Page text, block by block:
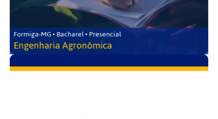
Formiga-MG • Bacharel • Presencial
Engenharia Agronômica